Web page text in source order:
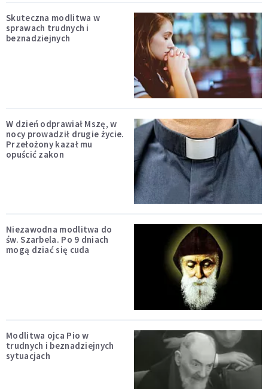
Skuteczna modlitwa w
sprawach trudnych i
beznadziejnych
W dzień odprawiał Mszę, w
nocy prowadził drugie życie.
Przełożony kazał mu
opuścić zakon
Niezawodna modlitwa do
św. Szarbela. Po 9 dniach
mogą dziać się cuda
Modlitwa ojca Pio w
trudnych i beznadziejnych
sytuacjach